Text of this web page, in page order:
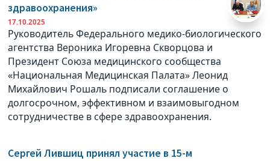
здравоохранения»
17.10.2025
Руководитель Федерального медико-биологического
агентства Вероника Игоревна Скворцова и
Президент Союза медицинского сообщества
«Национальная Медицинская Палата» Леонид
Михайлович Рошаль подписали соглашение о
долгосрочном, эффективном и взаимовыгодном
сотрудничестве в сфере здравоохранения.
Сергей Лившиц принял участие в 15-м